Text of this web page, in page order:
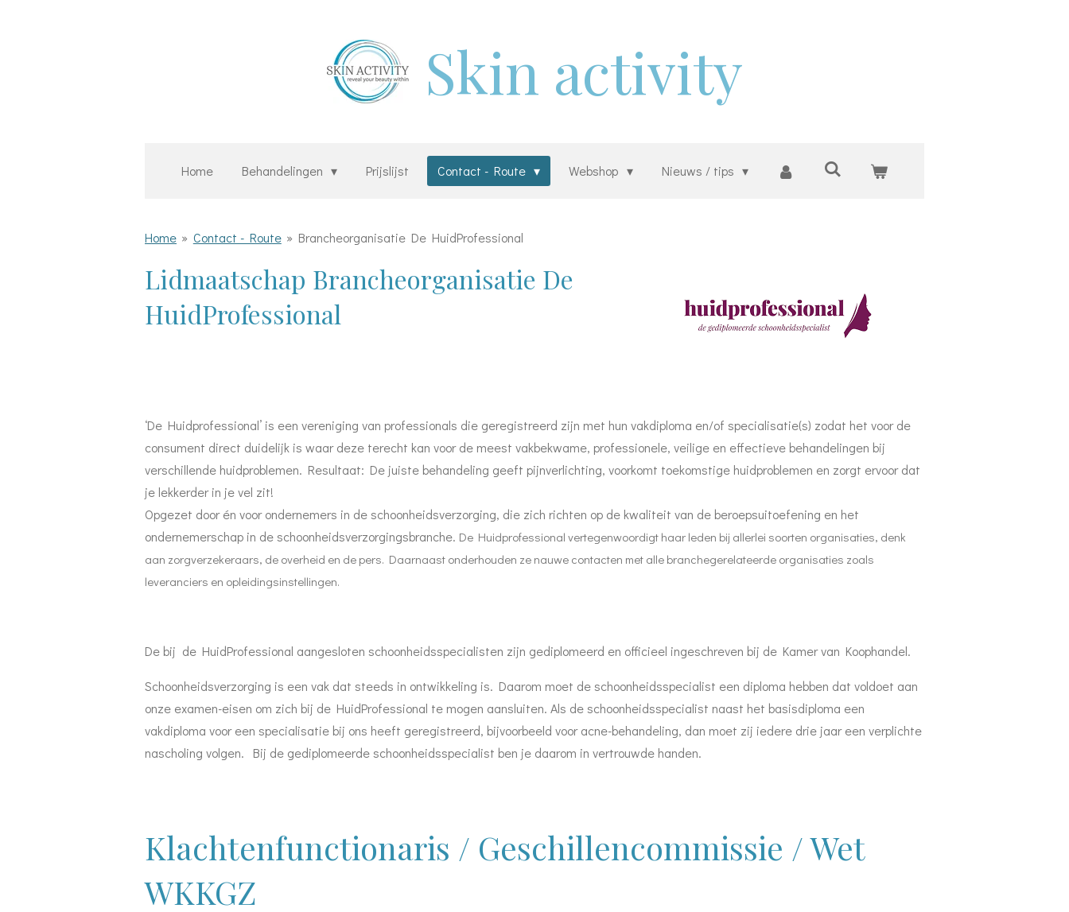
Skin activity
Home Behandelingen Prijslijst Contact - Route Webshop Nieuws / tips
Home » Contact - Route » Brancheorganisatie De HuidProfessional
Lidmaatschap Brancheorganisatie De
HuidProfessional
‘De Huidprofessional’ is een vereniging van professionals die geregistreerd zijn met hun vakdiploma en/of specialisatie(s) zodat het voor de
consument direct duidelijk is waar deze terecht kan voor de meest vakbekwame, professionele, veilige en effectieve behandelingen bij
verschillende huidproblemen. Resultaat: De juiste behandeling geeft pijnverlichting, voorkomt toekomstige huidproblemen en zorgt ervoor dat
je lekkerder in je vel zit!
Opgezet door én voor ondernemers in de schoonheidsverzorging, die zich richten op de kwaliteit van de beroepsuitoefening en het
ondernemerschap in de schoonheidsverzorgingsbranche. De Huidprofessional vertegenwoordigt haar leden bij allerlei soorten organisaties, denk
aan zorgverzekeraars, de overheid en de pers. Daarnaast onderhouden ze nauwe contacten met alle branchegerelateerde organisaties zoals
leveranciers en opleidingsinstellingen.
De bij de HuidProfessional aangesloten schoonheidsspecialisten zijn gediplomeerd en officieel ingeschreven bij de Kamer van Koophandel.
Schoonheidsverzorging is een vak dat steeds in ontwikkeling is. Daarom moet de schoonheidsspecialist een diploma hebben dat voldoet aan
onze examen-eisen om zich bij de HuidProfessional te mogen aansluiten. Als de schoonheidsspecialist naast het basisdiploma een
vakdiploma voor een specialisatie bij ons heeft geregistreerd, bijvoorbeeld voor acne-behandeling, dan moet zij iedere drie jaar een verplichte
nascholing volgen. Bij de gediplomeerde schoonheidsspecialist ben je daarom in vertrouwde handen.
Klachtenfunctionaris / Geschillencommissie / Wet
WKKGZ